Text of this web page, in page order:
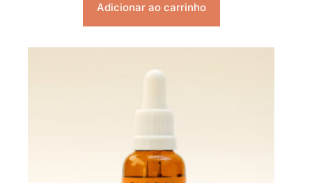
Adicionar ao carrinho